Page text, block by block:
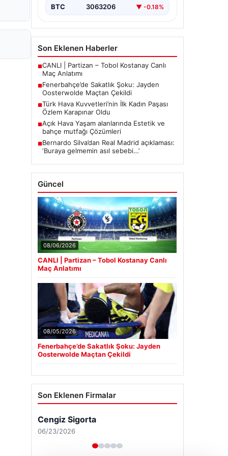
BTC 3063206 ▼ -0.18%
Son Eklenen Haberler
■CANLI | Partizan – Tobol Kostanay Canlı
Maç Anlatımı
■Fenerbahçe’de Sakatlık Şoku: Jayden
Oosterwolde Maçtan Çekildi
■Türk Hava Kuvvetleri’nin İlk Kadın Paşası
Özlem Karapınar Oldu
■Açık Hava Yaşam alanlarında Estetik ve
bahçe mutfağı Çözümleri
■Bernardo Silva’dan Real Madrid açıklaması:
‘Buraya gelmemin asıl sebebi…’
Güncel
08/06/2026
CANLI | Partizan – Tobol Kostanay Canlı
Maç Anlatımı
08/05/2026
Fenerbahçe’de Sakatlık Şoku: Jayden
Oosterwolde Maçtan Çekildi
Son Eklenen Firmalar
Cengiz Sigorta
06/23/2026